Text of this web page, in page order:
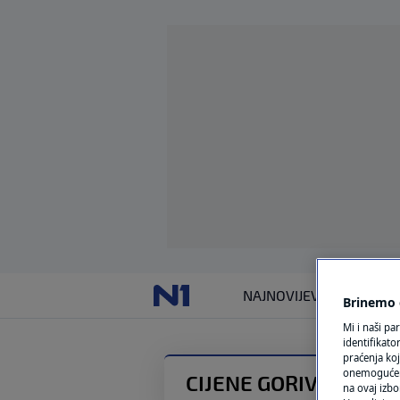
NAJNOVIJEVIJESTI SVIJET
CIJENE GORIVA U
Mi i naši
praćenja
na ovaj